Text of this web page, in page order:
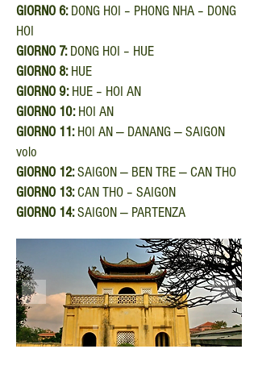
GIORNO 6:DONG HOI – PHONG NHA – DONG
HOI
GIORNO 7:DONG HOI – HUE
GIORNO 8:HUE
GIORNO 9:HUE – HOI AN
GIORNO 10:HOI AN
GIORNO 11:HOI AN — DANANG — SAIGON
volo
GIORNO 12:SAIGON — BEN TRE — CAN THO
GIORNO 13:CAN THO – SAIGON
GIORNO 14:SAIGON — PARTENZA